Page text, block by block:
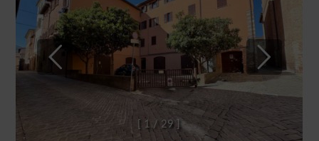
1 / 29